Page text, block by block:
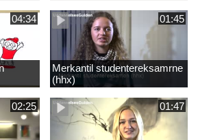
04:34 01:45
Merkantil studentereksamrne
(hhx)
02:25 01:47